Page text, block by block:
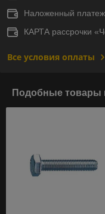
Наложенный платеж
КАРТА рассрочки
Все условия оплаты
Подобные товары